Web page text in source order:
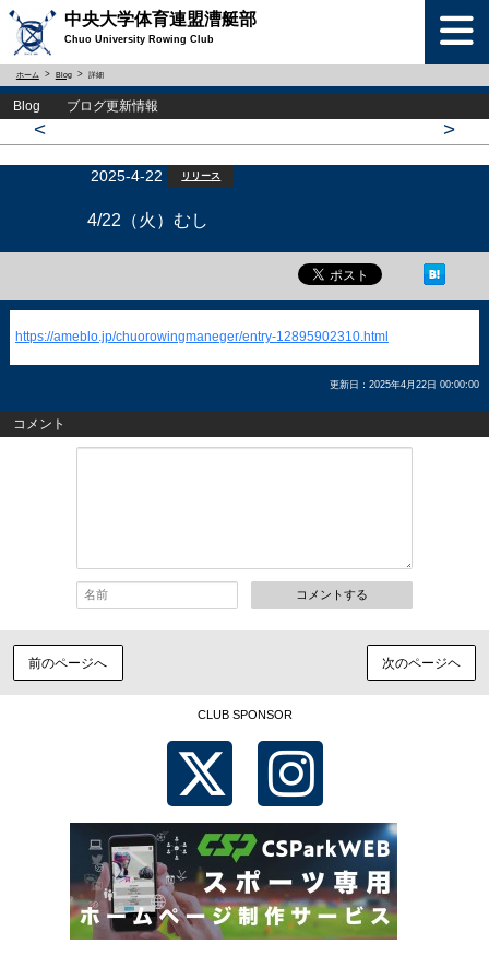
中央大学体育連盟漕艇部
Chuo University Rowing Club
ホーム Blog 詳細
Blog ブログ更新情報
< >
2025-4-22 リリース
4/22（火）むし
https://ameblo.jp/chuorowingmaneger/entry-12895902310.html
更新日：2025年4月22日 00:00:00
コメント
コメントする
前のページへ 次のページヘ
CLUB SPONSOR